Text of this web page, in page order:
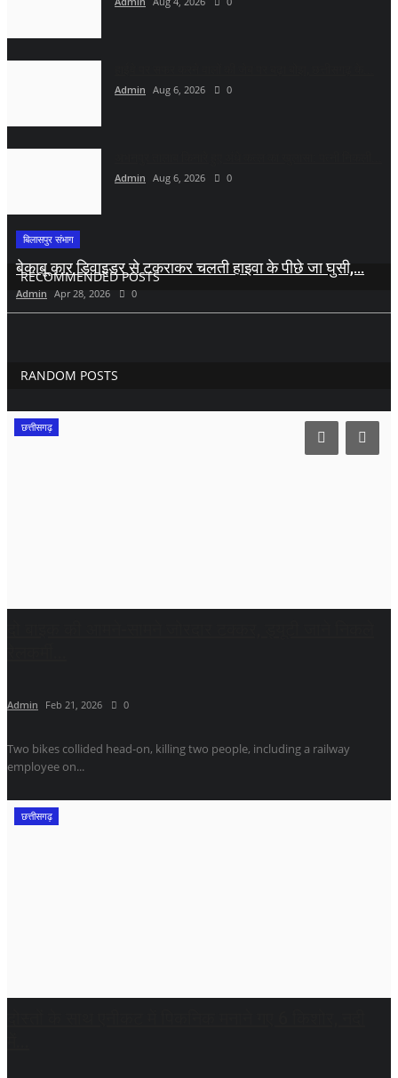
Admin Aug 6, 2026 0
Admin Aug 6, 2026 0
RECOMMENDED POSTS
बिलासपुर संभाग
बेकाबू कार डिवाइडर से टकराकर चलती हाइवा के पीछे जा घुसी,...
Admin Apr 28, 2026 0
RANDOM POSTS
छत्तीसगढ़
Admin Feb 21, 2026 0
Two bikes collided head-on, killing two people, including a railway
employee on...
छत्तीसगढ़